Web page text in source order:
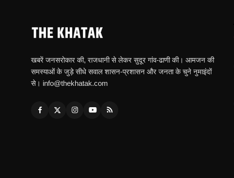
खबरें जनसरोकार की, राजधानी से लेकर सुदूर गांव-ढाणी की। आमजन की
समस्याओं के जुड़े सीधे सवाल शासन-प्रशासन और जनता के चुने नुमाइंदों
से। info@thekhatak.com